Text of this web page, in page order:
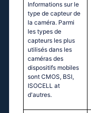
Informations sur le
type de capteur de
la caméra. Parmi
les types de
capteurs les plus
utilisés dans les
caméras des
dispositifs mobiles
sont CMOS, BSI,
ISOCELL at
d'autres.